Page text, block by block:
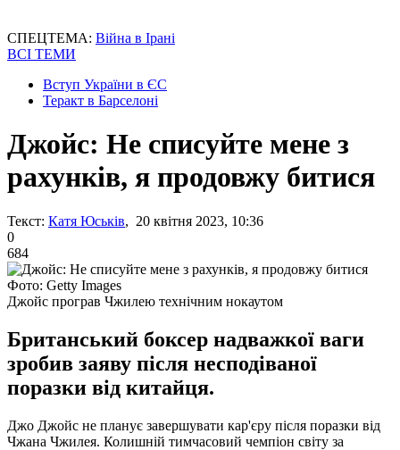
СПЕЦТЕМА: Війна в Ірані
ВСІ ТЕМИ
Вступ України в ЄС
Теракт в Барселоні
Джойс: Не списуйте мене з
рахунків, я продовжу битися
Текст: Катя Юськів, 20 квітня 2023, 10:36
0
684
Фото: Getty Images
Джойс програв Чжилею технічним нокаутом
Британський боксер надважкої ваги
зробив заяву після несподіваної
поразки від китайця.
Джо Джойс не планує завершувати кар'єру після поразки від
Чжана Чжилея. Колишній тимчасовий чемпіон світу за